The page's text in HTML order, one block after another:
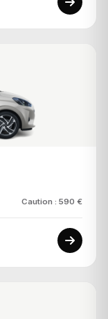
Caution : 590 €